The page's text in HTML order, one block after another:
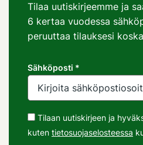
Tilaa uutiskirjeemme ja
6 kertaa vuodessa
peruuttaa tilauksesi
Sähköposti *
Tilaan uutiskirjeen ja
kuten tietosuojaselosteessa